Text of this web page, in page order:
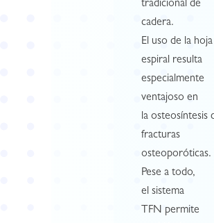
tradicional de
cadera.
El uso de la hoja
espiral resulta
especialmente
ventajoso en
la osteosíntesis
fracturas
osteoporóticas.
Pese a todo,
el sistema
TFN permite